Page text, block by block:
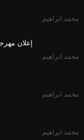
محمد ابراهيم
إعلان مهرجان
محمد ابراهيم
محمد ابراهيم
محمد ابراهيم